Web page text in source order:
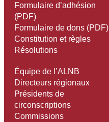
Formulaire d’adhésion
(PDF)
Formulaire de dons (PDF)
Constitution et règles
Résolutions
Équipe de l’ALNB
Directeurs régionaux
Présidents de
circonscriptions
Commissions